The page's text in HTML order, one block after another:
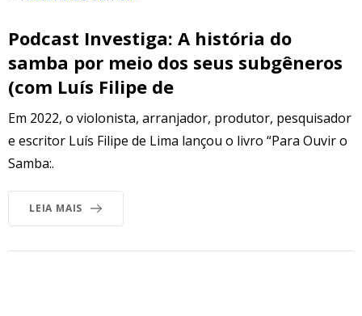
Podcast Investiga: A história do
samba por meio dos seus subgêneros
(com Luís Filipe de
Em 2022, o violonista, arranjador, produtor, pesquisador
e escritor Luís Filipe de Lima lançou o livro “Para Ouvir o
Samba:.
LEIA MAIS